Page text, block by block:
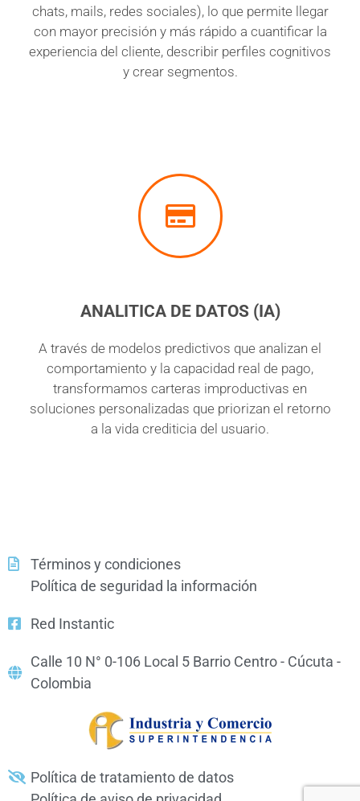
chats, mails, redes sociales), lo que permite llegar
con mayor precisión y más rápido a cuantificar la
experiencia del cliente, describir perfiles cognitivos
y crear segmentos.
ANALITICA DE DATOS (IA)
A través de modelos predictivos que analizan el
comportamiento y la capacidad real de pago,
transformamos carteras improductivas en
soluciones personalizadas que priorizan el retorno
a la vida crediticia del usuario.
Términos y condiciones
Política de seguridad la información
Red Instantic
Calle 10 N° 0-106 Local 5 Barrio Centro - Cúcuta -
Colombia
Política de tratamiento de datos